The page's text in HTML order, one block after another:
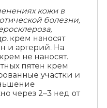
кожи в
болезни,
крем наносят
и артерий. На
не наносят.
пятен крем
участки и
через 2–3 нед от